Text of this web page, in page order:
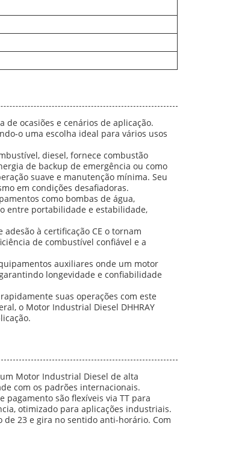
de ocasiões e cenários de aplicação.
o uma escolha ideal para vários usos
diesel, fornece combustão
de backup de emergência ou como
suave e manutenção mínima. Seu
em condições desafiadoras.
como bombas de água,
entre portabilidade e estabilidade,
à certificação CE o tornam
de combustível confiável e a
auxiliares onde um motor
longevidade e confiabilidade
suas operações com este
o Motor Industrial Diesel DHHRAY
Motor Industrial Diesel de alta
com os padrões internacionais.
pagamento são flexíveis via TT para
otimizado para aplicações industriais.
23 e gira no sentido anti-horário. Com